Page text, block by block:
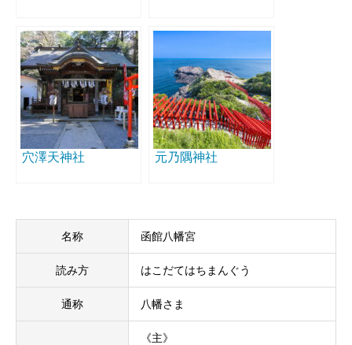
穴澤天神社 元乃隅神社
名称 函館八幡宮
読み方 はこだてはちまんぐう
通称 八幡さま
《主》